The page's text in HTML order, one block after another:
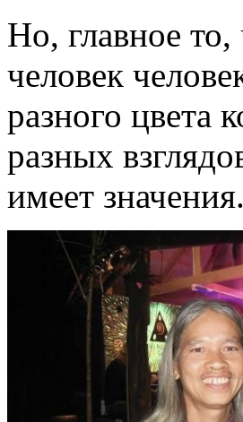
Но, главное то,
человек
разного цвета
разных
имеет значения.